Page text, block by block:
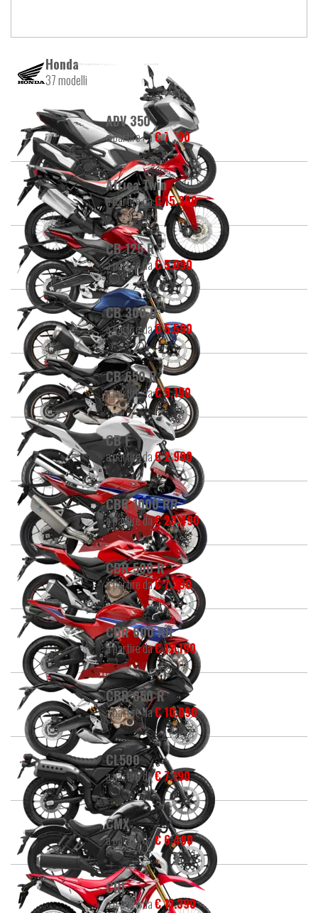
Honda
37 modelli
ADV 350
a partire da€ 7.190
Africa Twin
a partire da€ 15.390
CB 125 R
a partire da€ 5.090
CB 300 R
a partire da€ 5.590
CB 650 R
a partire da€ 9.190
CB F
a partire da€ 2.990
CBR 1000 RR
a partire da€ 23.490
CBR 500 R
a partire da€ 7.390
CBR 600 RR
a partire da€ 12.190
CBR 650 R
a partire da€ 10.090
CL500
a partire da€ 7.190
CMX
a partire da€ 6.490
CRF
a partire da€ 11.390